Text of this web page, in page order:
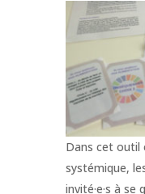
Dans cet outil
systémique,
invité·e·s à